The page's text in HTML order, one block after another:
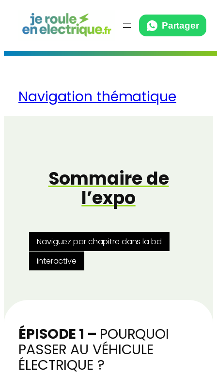
Partager
Auteur/autrice :
admin9961
Navigation thématique
Sommaire de
l’expo
Naviguez par chapitre dans la bd
interactive
ÉPISODE 1 – POURQUOI
PASSER AU VÉHICULE
ÉLECTRIQUE ?